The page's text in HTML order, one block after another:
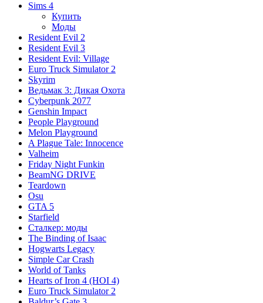
Sims 4
Купить
Моды
Resident Evil 2
Resident Evil 3
Resident Evil: Village
Euro Truck Simulator 2
Skyrim
Ведьмак 3: Дикая Охота
Cyberpunk 2077
Genshin Impact
People Playground
Melon Playground
A Plague Tale: Innocence
Valheim
Friday Night Funkin
BeamNG DRIVE
Teardown
Osu
GTA 5
Starfield
Сталкер: моды
The Binding of Isaac
Hogwarts Legacy
Simple Car Crash
World of Tanks
Hearts of Iron 4 (HOI 4)
Euro Truck Simulator 2